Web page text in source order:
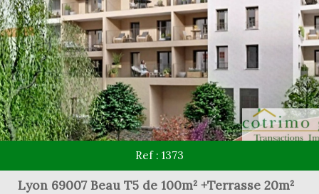
Ref : 1373
Lyon 69007 Beau T5 de 100m² +Terrasse 20m²